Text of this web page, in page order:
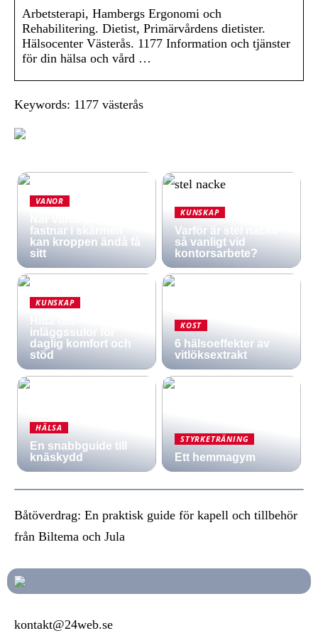
Arbetsterapi, Hambergs Ergonomi och
Rehabilitering. Dietist, Primärvårdens dietister.
Hälsocenter Västerås. 1177 Information och tjänster
för din hälsa och vård …
Keywords: 1177 västerås
VANOR
fastnar i skärmen
kan kroppen ändå få
sitt
KUNSKAP
Varför är stel nacke
så vanligt vid
kontorsarbete?
KUNSKAP
Hitta rätt
inläggssulor för
daglig komfort och
stöd
KOST
6 hälsoeffekter av
vitlöksextrakt
HÄLSA
En snabbguide till
knäskydd
STYRKETRÄNING
Ett hemmagym
Båtöverdrag: En praktisk guide för kapell och tillbehör
från Biltema och Jula
kontakt@24web.se